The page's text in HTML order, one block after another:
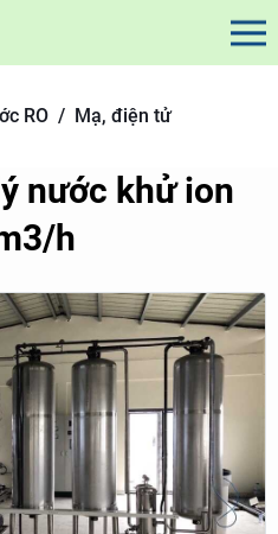
RO / Mạ, điện tử
nước khử ion
h